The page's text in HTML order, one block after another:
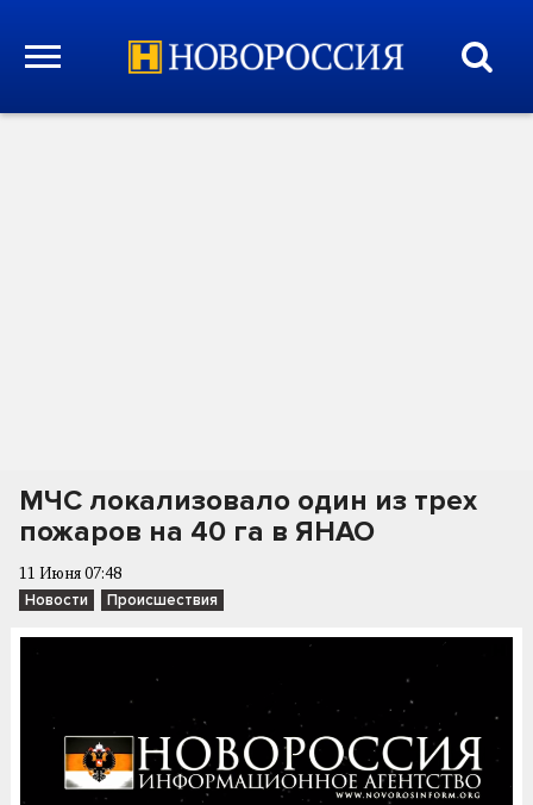
МЧС локализовало один из трех
пожаров на 40 га в ЯНАО
11 Июня 07:48
Новости Происшествия